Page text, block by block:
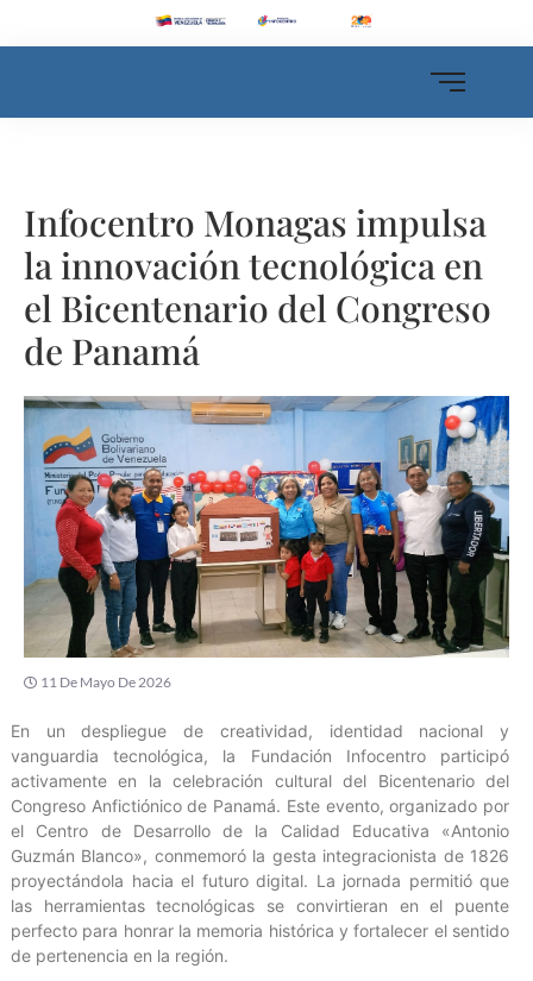
Infocentro Monagas impulsa
la innovación tecnológica en
el Bicentenario del Congreso
de Panamá
11 De Mayo De 2026
En un despliegue de creatividad, identidad nacional y
vanguardia tecnológica, la Fundación Infocentro participó
activamente en la celebración cultural del Bicentenario del
Congreso Anfictiónico de Panamá. Este evento, organizado por
el Centro de Desarrollo de la Calidad Educativa «Antonio
Guzmán Blanco», conmemoró la gesta integracionista de 1826
proyectándola hacia el futuro digital. La jornada permitió que
las herramientas tecnológicas se convirtieran en el puente
perfecto para honrar la memoria histórica y fortalecer el sentido
de pertenencia en la región.